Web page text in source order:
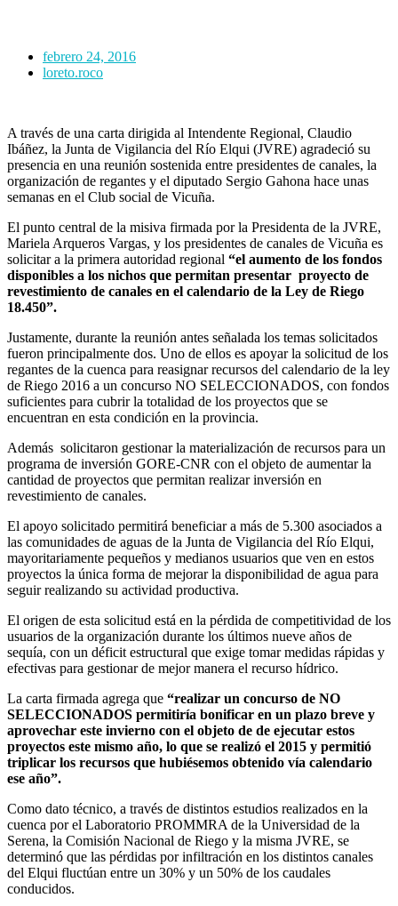
febrero 24, 2016
loreto.roco
A través de una carta dirigida al Intendente Regional, Claudio
Ibáñez, la Junta de Vigilancia del Río Elqui (JVRE) agradeció su
presencia en una reunión sostenida entre presidentes de canales, la
organización de regantes y el diputado Sergio Gahona hace unas
semanas en el Club social de Vicuña.
El punto central de la misiva firmada por la Presidenta de la JVRE,
Mariela Arqueros Vargas, y los presidentes de canales de Vicuña es
solicitar a la primera autoridad regional “el aumento de los fondos
disponibles a los nichos que permitan presentar proyecto de
revestimiento de canales en el calendario de la Ley de Riego
18.450”.
Justamente, durante la reunión antes señalada los temas solicitados
fueron principalmente dos. Uno de ellos es apoyar la solicitud de los
regantes de la cuenca para reasignar recursos del calendario de la ley
de Riego 2016 a un concurso NO SELECCIONADOS, con fondos
suficientes para cubrir la totalidad de los proyectos que se
encuentran en esta condición en la provincia.
Además solicitaron gestionar la materialización de recursos para un
programa de inversión GORE-CNR con el objeto de aumentar la
cantidad de proyectos que permitan realizar inversión en
revestimiento de canales.
El apoyo solicitado permitirá beneficiar a más de 5.300 asociados a
las comunidades de aguas de la Junta de Vigilancia del Río Elqui,
mayoritariamente pequeños y medianos usuarios que ven en estos
proyectos la única forma de mejorar la disponibilidad de agua para
seguir realizando su actividad productiva.
El origen de esta solicitud está en la pérdida de competitividad de los
usuarios de la organización durante los últimos nueve años de
sequía, con un déficit estructural que exige tomar medidas rápidas y
efectivas para gestionar de mejor manera el recurso hídrico.
La carta firmada agrega que “realizar un concurso de NO
SELECCIONADOS permitiría bonificar en un plazo breve y
aprovechar este invierno con el objeto de de ejecutar estos
proyectos este mismo año, lo que se realizó el 2015 y permitió
triplicar los recursos que hubiésemos obtenido vía calendario
ese año”.
Como dato técnico, a través de distintos estudios realizados en la
cuenca por el Laboratorio PROMMRA de la Universidad de la
Serena, la Comisión Nacional de Riego y la misma JVRE, se
determinó que las pérdidas por infiltración en los distintos canales
del Elqui fluctúan entre un 30% y un 50% de los caudales
conducidos.